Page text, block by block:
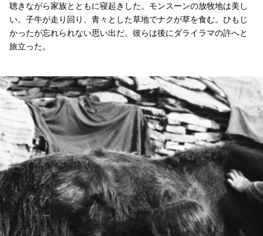
聴きながら家族とともに寝起きした。モンスーンの放牧地は美し
い。子牛が走り回り、青々とした草地でナクが草を食む。ひもじ
かったが忘れられない思い出だ。彼らは後にダライラマの許へと
旅立った。